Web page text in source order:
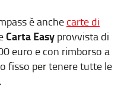
è anche carte di
Carta Easy provvista di
euro e con rimborso a
fisso per tenere tutte le